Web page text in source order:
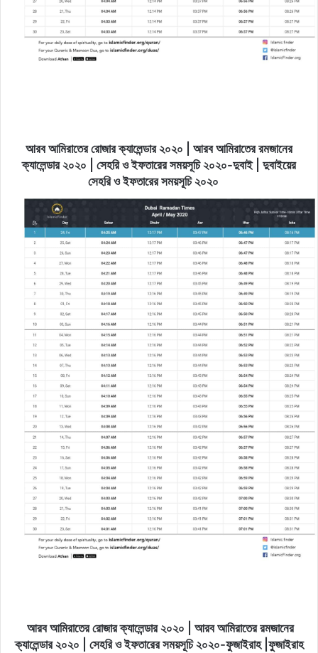
আরব আমিরাতের রোজার ক্যালেন্ডার ২০২০ | আরব আমিরাতের রমজানের
ক্যালেন্ডার ২০২০ | সেহরি ও ইফতারের সময়সূচি ২০২০-দুবাই | দুবাইয়ের
সেহরি ও ইফতারের সময়সূচি ২০২০
আরব আমিরাতের রোজার ক্যালেন্ডার ২০২০ | আরব আমিরাতের রমজানের
ক্যালেন্ডার ২০২০ | সেহরি ও ইফতারের সময়সূচি ২০২০-ফুজাইরাহ |ফুজাইরাহ